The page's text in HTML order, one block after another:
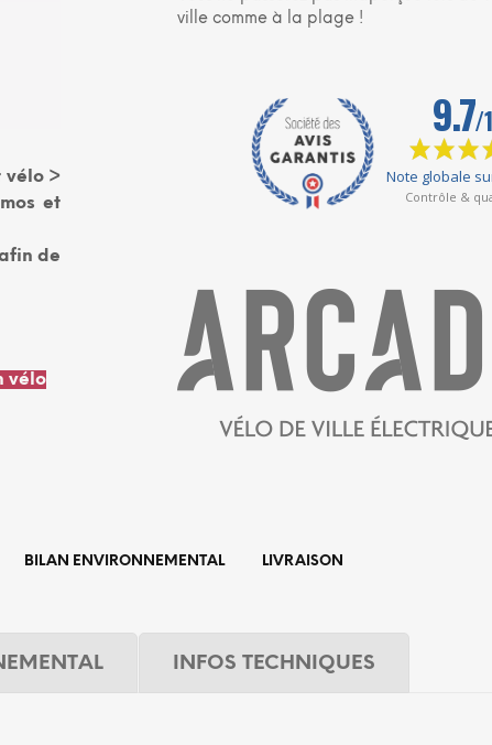
vélo >
et
de
vélo
ville comme à la plage !
BILAN ENVIRONNEMENTAL LIVRAISON
INFOS TECHNIQUES